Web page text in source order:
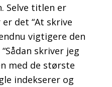
Selve titlen er
det “At skrive
vigtigere den
skriver jeg
med de største
indekserer og